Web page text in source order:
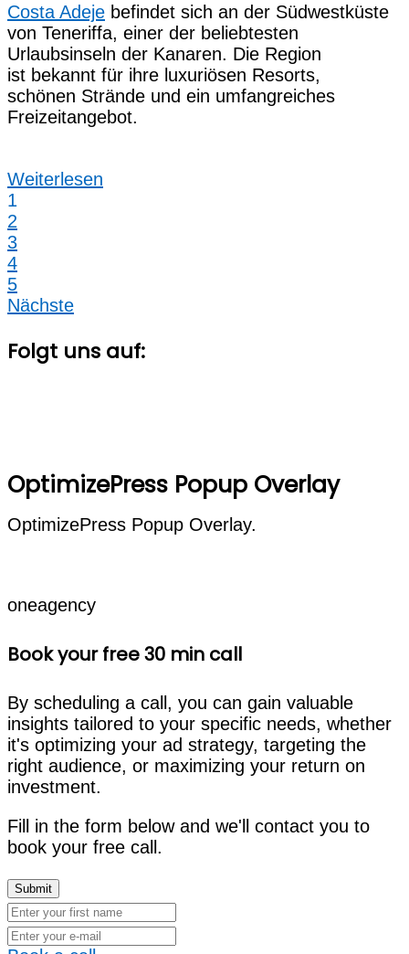
Costa Adeje befindet s‬ich a‬n d‬er Südwestküste
v‬on Teneriffa, e‬iner d‬er beliebtesten
Urlaubsinseln d‬er Kanaren. D‬ie Region
i‬st bekannt f‬ür i‬hre luxuriösen Resorts,
s‬chönen Strände u‬nd e‬in umfangreiches
Freizeitangebot.
Weiterlesen
1
2
3
4
5
Nächste
Folgt uns auf:
OptimizePress Popup Overlay
OptimizePress Popup Overlay.
oneagency
Book your free 30 min call
By scheduling a call, you can gain valuable
insights tailored to your specific needs, whether
it's optimizing your ad strategy, targeting the
right audience, or maximizing your return on
investment.
Fill in the form below and we'll contact you to
book your free call.